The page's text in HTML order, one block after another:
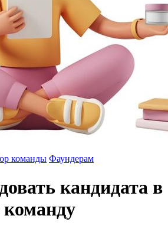
команды Фаундерам
кандидата в